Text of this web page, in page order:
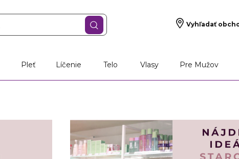
Vyhľadať
Pleť Líčenie Telo Vlasy Pre Mužov